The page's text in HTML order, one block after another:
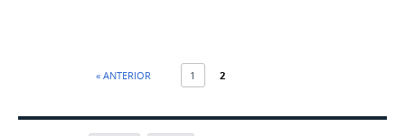
« ANTERIOR 1 2